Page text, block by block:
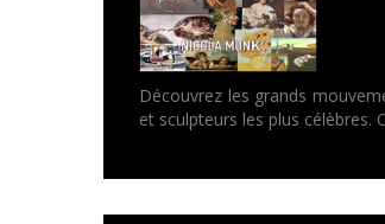
Découvrez les grands
et sculpteurs les plus célèbres.